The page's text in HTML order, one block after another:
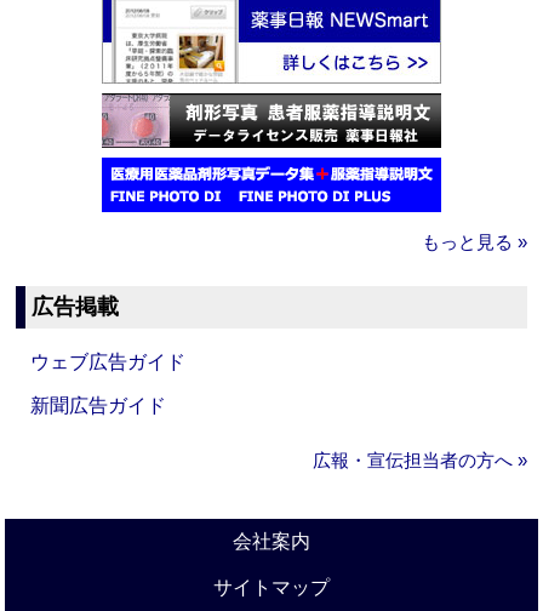
もっと見る »
広告掲載
ウェブ広告ガイド
新聞広告ガイド
広報・宣伝担当者の方へ »
会社案内
サイトマップ